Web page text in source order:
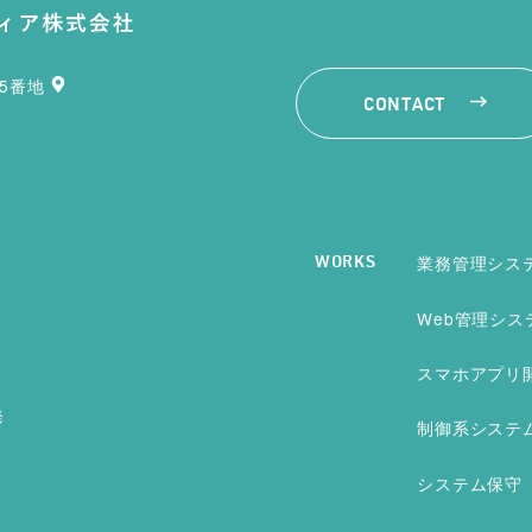
番地
CONTACT
WORKS 業務管理シス
Web管理シス
スマホアプリ
制御系システ
システム保守